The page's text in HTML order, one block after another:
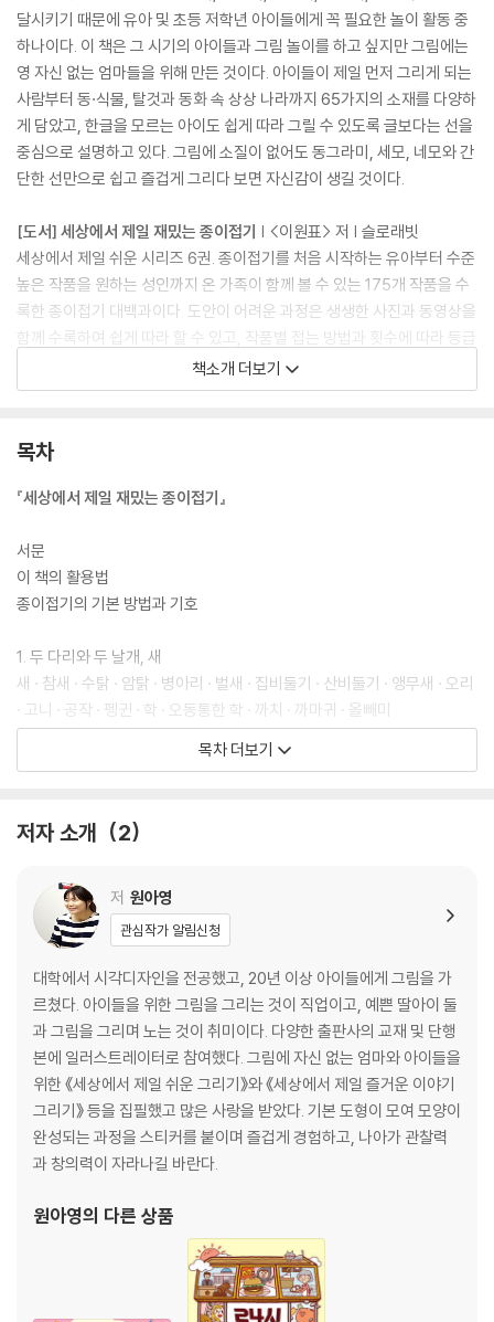
달시키기 때문에 유아 및 초등 저학년 아이들에게 꼭 필요한 놀이 활동 중
하나이다. 이 책은 그 시기의 아이들과 그림 놀이를 하고 싶지만 그림에는
영 자신 없는 엄마들을 위해 만든 것이다. 아이들이 제일 먼저 그리게 되는
사람부터 동·식물, 탈것과 동화 속 상상 나라까지 65가지의 소재를 다양하
게 담았고, 한글을 모르는 아이도 쉽게 따라 그릴 수 있도록 글보다는 선을
중심으로 설명하고 있다. 그림에 소질이 없어도 동그라미, 세모, 네모와 간
단한 선만으로 쉽고 즐겁게 그리다 보면 자신감이 생길 것이다.
[도서] 세상에서 제일 재밌는 종이접기 | <이원표> 저 | 슬로래빗
세상에서 제일 쉬운 시리즈 6권. 종이접기를 처음 시작하는 유아부터 수준
높은 작품을 원하는 성인까지 온 가족이 함께 볼 수 있는 175개 작품을 수
록한 종이접기 대백과이다. 도안이 어려운 과정은 생생한 사진과 동영상을
함께 수록하여 쉽게 따라 할 수 있고, 작품별 접는 방법과 횟수에 따라 등급
을 구분하여 작품을 고르기도 편하다. 종이접기가 두뇌 발달뿐만 아니라
눈과 손의 협응력, 집중력, 인내력, 창의력, 상상력 발달에 좋은 것은 널리
문에 시각적 인지 능력과 공간지각력 향상에도 도움이 된다. 하지만 가장
책소개 더보기
목차
『세상에서 제일 재밌는 종이접기』
서문
이 책의 활용법
종이접기의 기본 방법과 기호
1. 두 다리와 두 날개, 새
새 · 참새 · 수탉 · 암탉 · 병아리 · 벌새 · 집비둘기 · 산비둘기 · 앵무새 · 오리
· 고니 · 공작 · 펭귄 · 학 · 오동통한 학 · 까치 · 까마귀 · 올빼미
강아지 얼굴 · 고양이 얼굴 · 토끼 얼굴 · 여우 얼굴 · 황소 얼굴 · 코끼리 얼
굴 · 원숭이 얼굴 · 호랑이 얼굴 · 꼬리 있는 몸통 · 생쥐 · 여우 · 고양이 · 강
아지 · 양 · 토끼 · 말 · 유니콘 · 돼지 · 슈나우저
4 등골이 오싹, 파충류와 공룡
악어 · 도마뱀 · 뱀 · 플레시오사우루스 · 티라노사우루스 · 브라키오사우루
스 · 스피노사우루스 · 트리케라톱스 · 파라사우롤로푸스 · 벨로키랍토르 ·
프테라노돈 · 드래곤
5. 몸은 작지만 수는 많아, 벌레
메뚜기 · 애벌레 · 나비 · 매미 · 풍뎅이 · 반딧불이 · 사슴벌레 · 장수풍뎅이 ·
나무 · 입체 나무 · 나뭇잎 · 튤립 · 수국 · 나팔꽃 · 개나리 · 붓꽃 · 연꽃 · 카네
이션 · 동백 · 장미 · 무궁화 · 바나나 · 풀 · 사과 · 감 · 딸기 · 당근 · 호박 · 도
목차 더보기
저자 소개 2
저 원아영
관심작가 알림신청
대학에서 시각디자인을 전공했고, 20년 이상 아이들에게 그림을 가
르쳤다. 아이들을 위한 그림을 그리는 것이 직업이고, 예쁜 딸아이 둘
과 그림을 그리며 노는 것이 취미이다. 다양한 출판사의 교재 및 단행
본에 일러스트레이터로 참여했다. 그림에 자신 없는 엄마와 아이들을
위한 《세상에서 제일 쉬운 그리기》와 《세상에서 제일 즐거운 이야기
그리기》 등을 집필했고 많은 사랑을 받았다. 기본 도형이 모여 모양이
완성되는 과정을 스티커를 붙이며 즐겁게 경험하고, 나아가 관찰력
과 창의력이 자라나길 바란다.
원아영의 다른 상품